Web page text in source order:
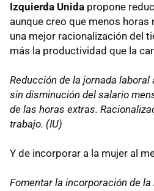
Izquierda Unida propone
aunque creo que menos horas
una mejor racionalización del
más la productividad que la
Reducción de la jornada
sin disminución del salario
de las horas extras.
trabajo. (IU)
Y de incorporar a la mujer al
Fomentar la incorporación de